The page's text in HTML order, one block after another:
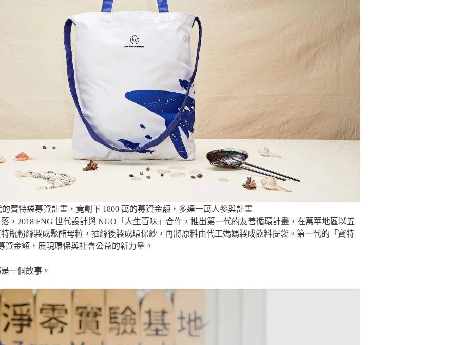
的寶特袋募資計畫，竟創下 1800 萬的募資金額，多達一萬人參與計畫
，2018 FNG 世代設計與 NGO「人生百味」合作，推出第一代的友善循環計畫，在萬華地區以五
瓶粉絲製成聚酯母粒，抽絲後製成環保紗，再將原料由代工媽媽製成飲料提袋。第一代的「寶特
資金額，展現環保與社會公益的新力量。
一個故事。